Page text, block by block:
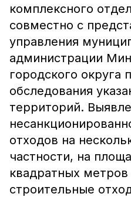
комплексного
совместно с
управления
администрации
городского округа
обследования
территорий.
отходов на
частности, на
квадратных
строительные